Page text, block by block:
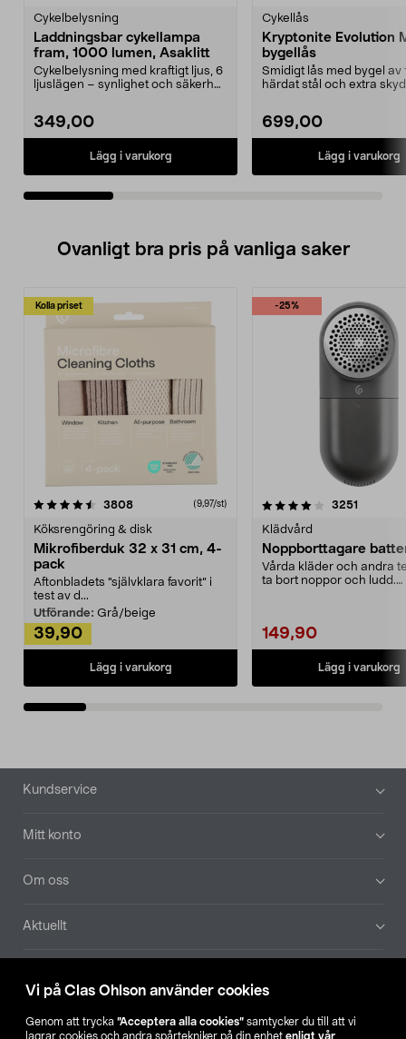
Vi på Clas Ohlson använder cookies
Genom att trycka ”Acceptera alla cookies” samtycker du till att vi
lagrar cookies och andra spårtekniker på din enhet enligt vår
Cykelbelysning
Laddningsbar cykellampa
fram, 1000 lumen, Asaklitt
Cykelbelysning med kraftigt ljus, 6
ljuslägen – synlighet och säkerhet
349,00
Lägg i varukorg
Cykellås
Kryptonite Evolution
bygellås
Smidigt lås med bygel av
härdat stål och extra
699,00
Lägg i varukorg
Ovanligt bra pris på vanliga saker
Kolla priset
3808recensioner (9,97/st)
Köksrengöring & disk
Mikrofiberduk 32 x 31 cm, 4-
pack
Aftonbladets "självklara favorit” i
test av d...
Utförande: Grå/beige
39,90
Lägg i varukorg
-25%
4.0av 5 stjärnor 3251
Klädvård
Noppborttagare
Vårda kläder och andra
ta bort noppor och ludd.
149,90
Lägg i varukorg
4.5av 5 stjärnor
Sidfot
Kundservice
Mitt konto
Om oss
Aktuellt
Hitta butik